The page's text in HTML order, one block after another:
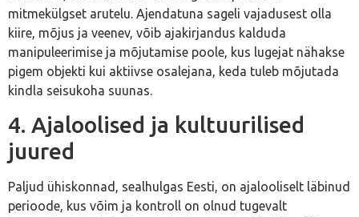
mitmekülgset arutelu. Ajendatuna sageli vajadusest olla
kiire, mõjus ja veenev, võib ajakirjandus kalduda
manipuleerimise ja mõjutamise poole, kus lugejat nähakse
pigem objekti kui aktiivse osalejana, keda tuleb mõjutada
kindla seisukoha suunas.
4. Ajaloolised ja kultuurilised
juured
Paljud ühiskonnad, sealhulgas Eesti, on ajalooliselt läbinud
perioode, kus võim ja kontroll on olnud tugevalt